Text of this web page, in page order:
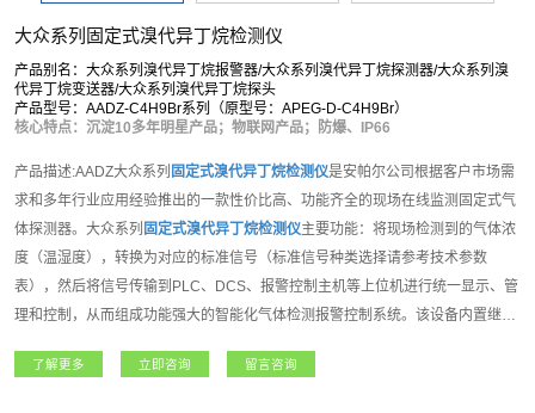
大众系列固定式溴代异丁烷检测仪
产品别名：大众系列溴代异丁烷报警器/大众系列溴代异丁烷探测器/大众系列溴
代异丁烷变送器/大众系列溴代异丁烷探头
产品型号：AADZ-C4H9Br系列（原型号：APEG-D-C4H9Br）
核心特点：沉淀10多年明星产品；物联网产品；防爆、IP66
产品描述:AADZ大众系列 固定式溴代异丁烷检测仪是安帕尔公司根据客户市场需
求和多年行业应用经验推出的一款性价比高、功能齐全的现场在线监测固定式气
体探测器。大众系列 固定式溴代异丁烷检测仪主要功能：将现场检测到的气体浓
度（温湿度），转换为对应的标准信号（标准信号种类选择请参考技术参数
表），然后将信号传输到PLC、DCS、报警控制主机等上位机进行统一显示、管
理和控制，从而组成功能强大的智能化气体检测报警控制系统。该设备内置继电
器，可实现远程监测、远程设置报警值和远程标定等功能；大众系列
了解更多 立即咨询 留言咨询